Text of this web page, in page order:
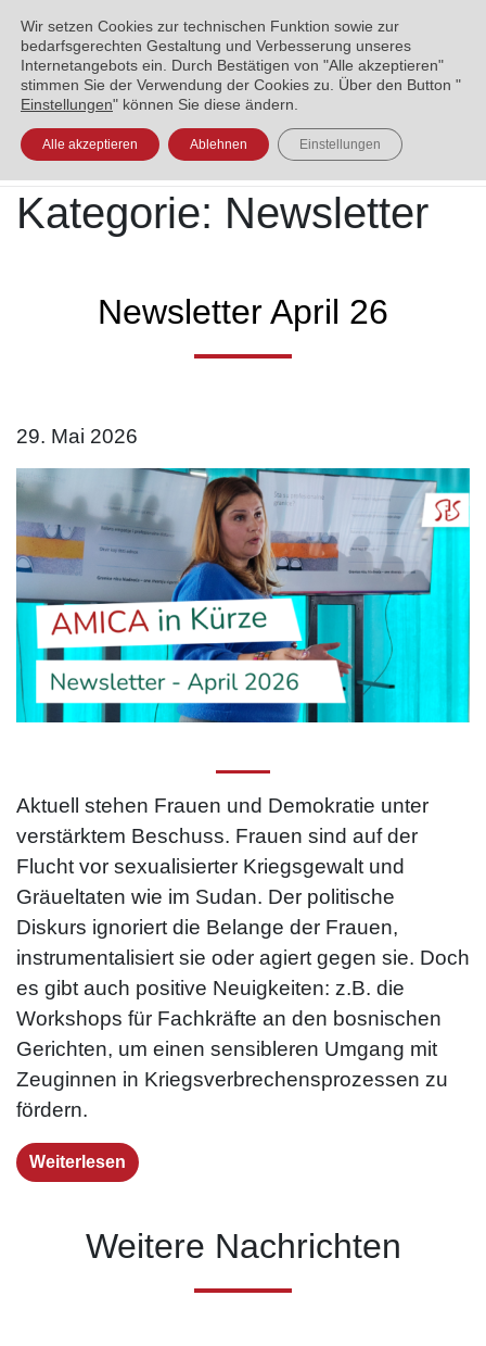
ENGLISH العربية УКРАЇНСЬКА
Kategorie: Newsletter
Newsletter April 26
29. Mai 2026
Aktuell stehen Frauen und Demokratie unter
verstärktem Beschuss. Frauen sind auf der
Flucht vor sexualisierter Kriegsgewalt und
Gräueltaten wie im Sudan. Der politische
Diskurs ignoriert die Belange der Frauen,
instrumentalisiert sie oder agiert gegen sie. Doch
es gibt auch positive Neuigkeiten: z.B. die
Workshops für Fachkräfte an den bosnischen
Gerichten, um einen sensibleren Umgang mit
Zeuginnen in Kriegs­verbrechens­prozessen zu
fördern.
Weiterlesen
Weitere Nachrichten
Wir setzen Cookies zur technischen Funktion sowie zur
bedarfsgerechten Gestaltung und Verbesserung unseres
Internetangebots ein. Durch Bestätigen von "Alle akzeptieren"
stimmen Sie der Verwendung der Cookies zu. Über den Button "
Einstellungen" können Sie diese ändern.
Alle akzeptieren Ablehnen Einstellungen